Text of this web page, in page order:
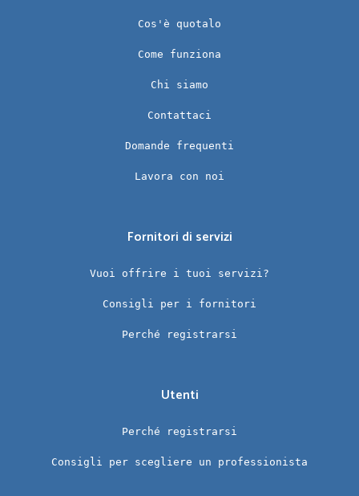
Cos'è quotalo
Come funziona
Chi siamo
Contattaci
Domande frequenti
Lavora con noi
Fornitori di servizi
Vuoi offrire i tuoi servizi?
Consigli per i fornitori
Perché registrarsi
Utenti
Perché registrarsi
Consigli per scegliere un professionista